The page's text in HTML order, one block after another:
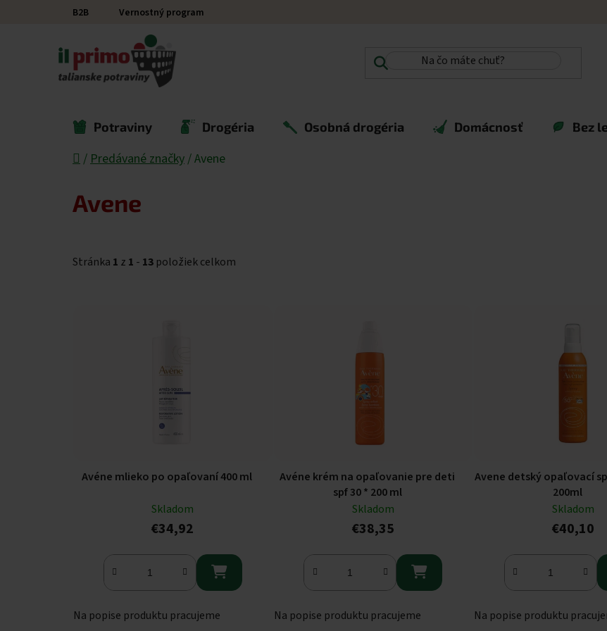
Prejsť na obsahB2B Vernostný program
Potraviny Drogéria Osobná drogéria Domácnosť Bez
Domov
/ Predávané značky /Avene
Avene
Stránka 1 z 1 - 13 položiek celkom
Avéne mlieko po opaľovaní 400 ml
Skladom
€34,92

Na popise produktu pracujeme
Avéne krém na opaľovanie pre deti
spf 30 * 200 ml
Skladom
€38,35

Na popise produktu pracujeme
Avene detský opaľovací
200ml
Skladom
€40,10
Na popise produktu